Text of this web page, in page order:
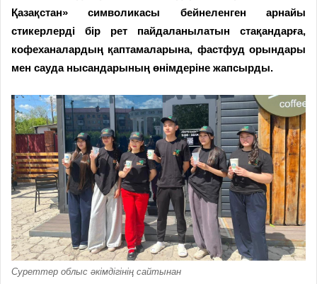
Қазақстан» символикасы бейнеленген арнайы
стикерлерді бір рет пайдаланылатын стақандарға,
кофеханалардың қаптамаларына, фастфуд орындары
мен сауда нысандарының өнімдеріне жапсырды.
Суреттер облыс әкімдігінің сайтынан